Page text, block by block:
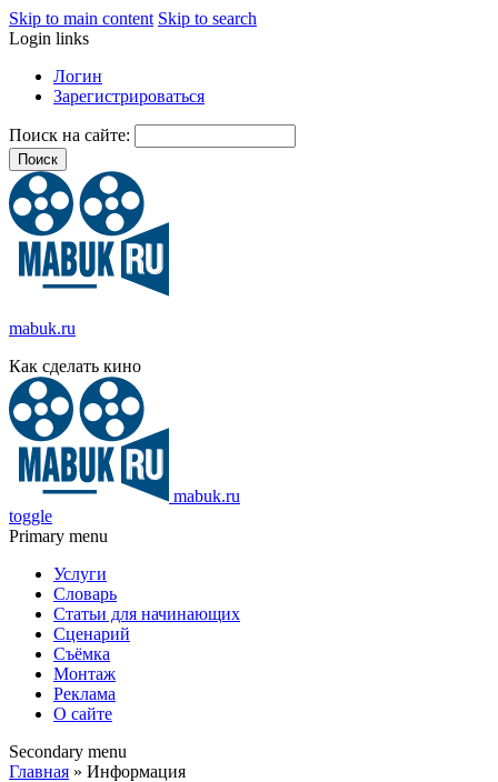
Skip to main content Skip to search
Login links
Логин
Зарегистрироваться
Поиск на сайте:
mabuk.ru
Как сделать кино
mabuk.ru
toggle
Primary menu
Услуги
Словарь
Статьи для начинающих
Сценарий
Съёмка
Монтаж
Реклама
О сайте
Secondary menu
Главная » Информация